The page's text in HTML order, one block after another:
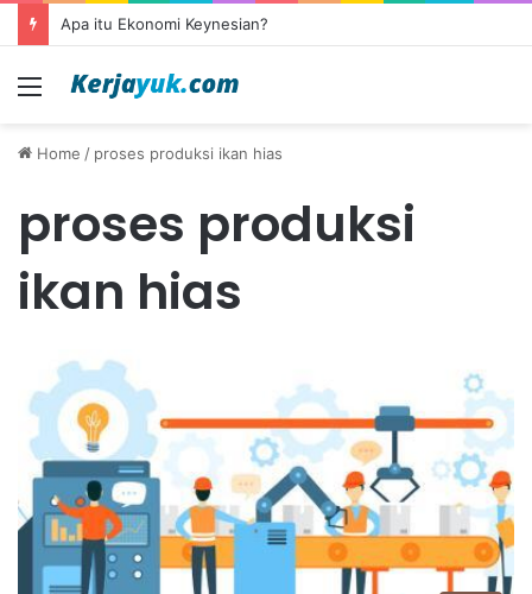
Apa itu Ekonomi Keynesian?
Menu
Home / proses produksi ikan hias
proses produksi
ikan hias